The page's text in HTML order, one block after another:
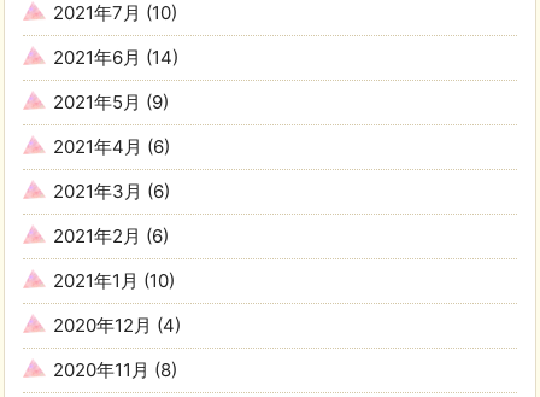
2021年7月 (10)
2021年6月 (14)
2021年5月 (9)
2021年4月 (6)
2021年3月 (6)
2021年2月 (6)
2021年1月 (10)
2020年12月 (4)
2020年11月 (8)